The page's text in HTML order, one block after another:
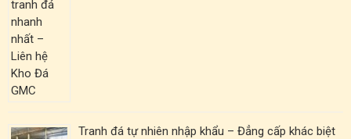
Tranh đá tự nhiên nhập khẩu – Đẳng cấp khác biệt